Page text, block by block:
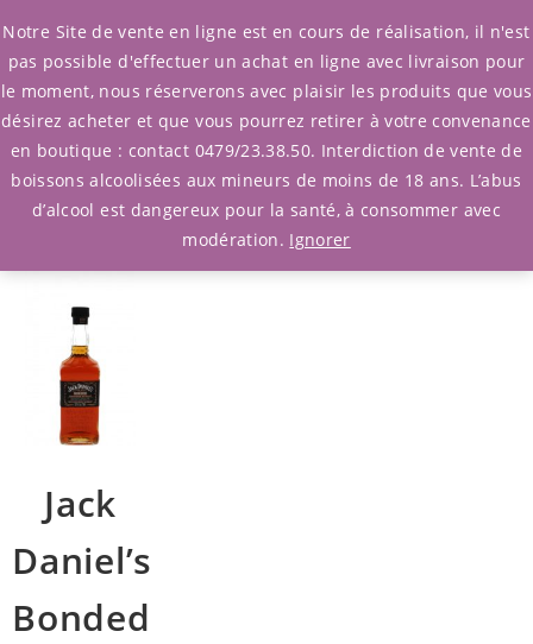
0
Filtrer Produits/ Afficher l'unique
résultat
Jack
Daniel’s
Bonded
Notre Site de vente en ligne est en cours de réalisation, il n'est
pas possible d'effectuer un achat en ligne avec livraison pour
le moment, nous réserverons avec plaisir les produits que vous
désirez acheter et que vous pourrez retirer à votre convenance
en boutique : contact 0479/23.38.50. Interdiction de vente de
boissons alcoolisées aux mineurs de moins de 18 ans. L’abus
d’alcool est dangereux pour la santé, à consommer avec
modération. Ignorer